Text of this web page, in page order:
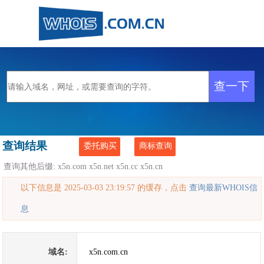
查询结果 委托购买 商标查询
查询其他后缀:x5n.com x5n.net x5n.cc x5n.cn
以下信息是 2025-03-03 23:19:57 的缓存，点击查询最新WHOIS信
息
域名: x5n.com.cn